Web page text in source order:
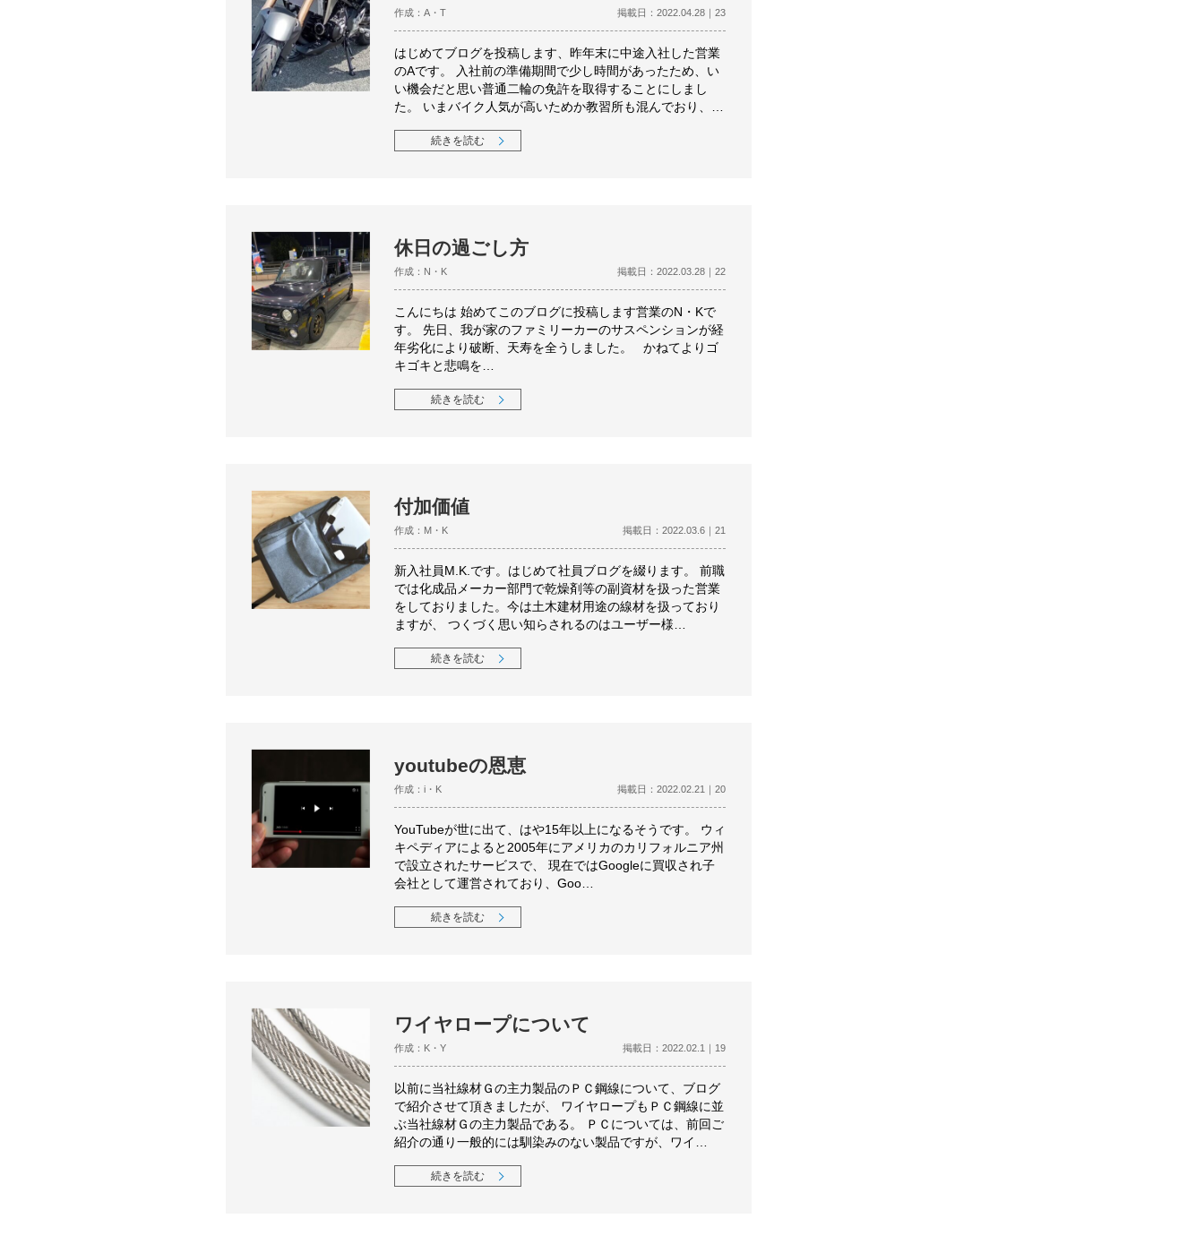
作成：A・T 掲載日：2022.04.28｜23
はじめてブログを投稿します、昨年末に中途入社した営業
のAです。 入社前の準備期間で少し時間があったため、い
い機会だと思い普通二輪の免許を取得することにしまし
た。 いまバイク人気が高いためか教習所も混んでおり、…
続きを読む
休日の過ごし方
作成：N・K 掲載日：2022.03.28｜22
こんにちは 始めてこのブログに投稿します営業のN・Kで
す。 先日、我が家のファミリーカーのサスペンションが経
年劣化により破断、天寿を全うしました。 かねてよりゴ
キゴキと悲鳴を…
続きを読む
付加価値
作成：M・K 掲載日：2022.03.6｜21
新入社員M.K.です。はじめて社員ブログを綴ります。 前職
では化成品メーカー部門で乾燥剤等の副資材を扱った営業
をしておりました。今は土木建材用途の線材を扱っており
ますが、 つくづく思い知らされるのはユーザー様…
続きを読む
youtubeの恩恵
作成：i・K 掲載日：2022.02.21｜20
YouTubeが世に出て、はや15年以上になるそうです。 ウィ
キペディアによると2005年にアメリカのカリフォルニア州
で設立されたサービスで、 現在ではGoogleに買収され子
会社として運営されており、Goo…
続きを読む
ワイヤロープについて
作成：K・Y 掲載日：2022.02.1｜19
以前に当社線材Ｇの主力製品のＰＣ鋼線について、ブログ
で紹介させて頂きましたが、 ワイヤロープもＰＣ鋼線に並
ぶ当社線材Ｇの主力製品である。 ＰＣについては、前回ご
紹介の通り一般的には馴染みのない製品ですが、ワイ…
続きを読む